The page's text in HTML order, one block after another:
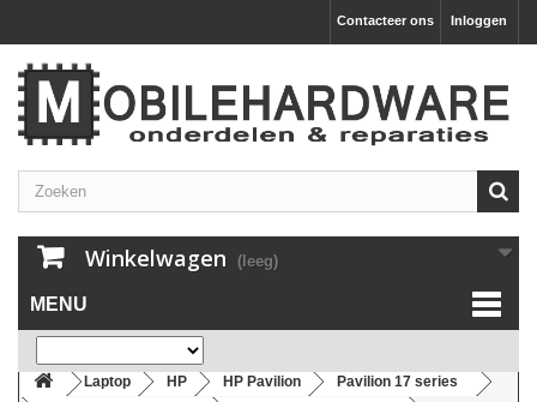
Inloggen
Contacteer ons
Winkelwagen (leeg)
MENU
Laptop HP HP Pavilion
Pavilion 17 series